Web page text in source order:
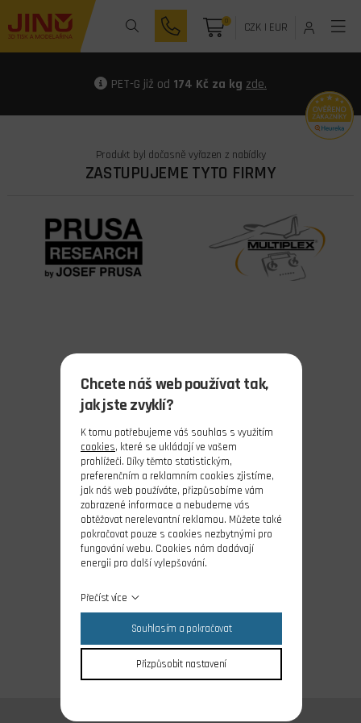
0 CZK| EUR
PET-G již od 174 Kč za kg zde.
Produkt byl dočasně vyřazen z nabídky
ZASTUPUJEME TYTO FIRMY
Chcete náš web používat tak,
jak jste zvyklí?
K tomu potřebujeme váš souhlas s využitím
cookies, které se ukládají ve vašem
prohlížeči. Díky těmto statistickým,
preferenčním a reklamním cookies zjistíme,
jak náš web používáte, přizpůsobíme vám
zobrazené informace a nebudeme vás
obtěžovat nerelevantní reklamou. Můžete také
pokračovat pouze s cookies nezbytnými pro
fungování webu. Cookies nám dodávají
energii pro další vylepšování.
Přečíst více
Souhlasím a pokračovat
Přizpůsobit nastavení